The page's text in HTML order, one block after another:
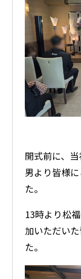
開式前に、
男より皆様
た。
13時より松
加いただい
た。